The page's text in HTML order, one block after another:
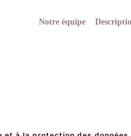
Notre équipe